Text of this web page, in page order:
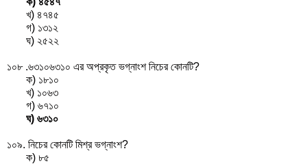
খ) ৪৭৪৫
গ) ১৩১২
ঘ) ২৫২২
১০৮ .৬৩১০৬৩১০ এর অপ্রকৃত ভগ্নাংশ নিচের কোনটি?
ক) ১৮১০
খ) ১০৬৩
গ) ৬৭১০
ঘ) ৬৩১০
১০৯. নিচের কোনটি মিশ্র ভগ্নাংশ?
ক) ৮৫